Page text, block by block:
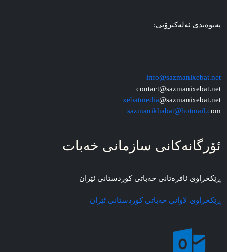
په‌یوه‌ندی ئه‌له‌کترۆنی:
info@sazmanixebat.net
contact@sazmanixebat.net
xebatmedia@sazmanixebat.net
sazmanikhabat@hotmail.com
ئۆرگانه‌کانی سازمانی خه‌بات
ڕێکخراوی ئافره‌تانی خه‌باتی کوردستانی ئێران
ڕێکخراوی لاوانی خه‌باتی کوردستانی ئێران